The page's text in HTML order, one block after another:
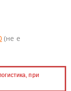
(не е
при